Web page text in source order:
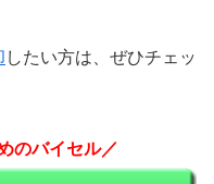
したい方は、 ぜひチェッ
のバイセル／